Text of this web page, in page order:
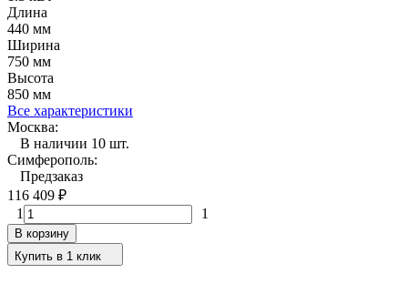
Длина
440 мм
Ширина
750 мм
Высота
850 мм
Все характеристики
Москва:
В наличии 10 шт.
Симферополь:
Предзаказ
116 409 ₽
1
1
В корзину
Купить в 1 клик